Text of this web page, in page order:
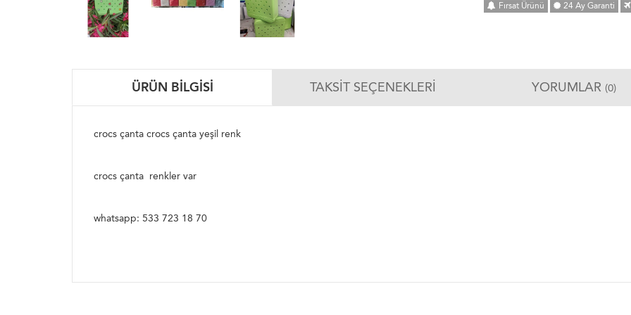
Fırsat Ürünü 24 Ay Garanti
ÜRÜN BILGISI TAKSIT SEÇENEKLERI YORUMLAR (0)
crocs çanta crocs çanta yeşil renk
crocs çanta renkler var
whatsapp: 533 723 18 70